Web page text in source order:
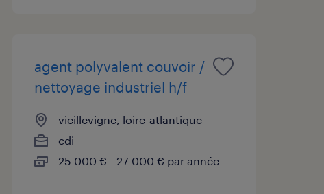
agent polyvalent couvoir /
nettoyage industriel h/f
vieillevigne, loire-atlantique
cdi
25 000 € - 27 000 € par année